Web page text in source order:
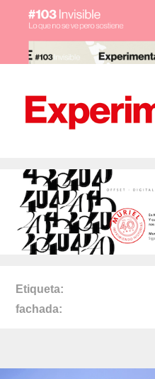
Etiqueta
fachada